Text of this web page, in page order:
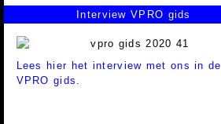
Interview VPRO gids
Lees hier het interview met ons in de
VPRO gids.